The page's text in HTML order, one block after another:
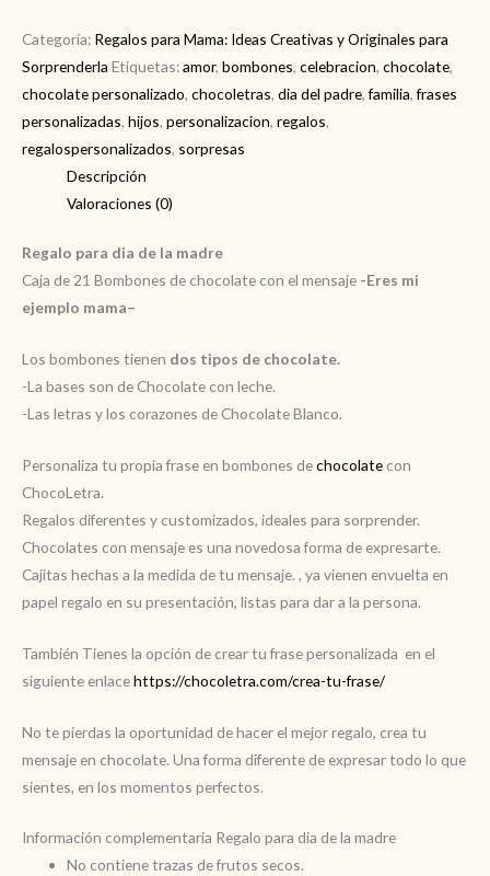
la
madre
cantidad
Categoría: Regalos para Mama: Ideas Creativas y Originales para
Sorprenderla Etiquetas:amor, bombones, celebracion, chocolate,
chocolate personalizado, chocoletras, dia del padre,familia,frases
personalizadas, hijos, personalizacion, regalos,
regalospersonalizados, sorpresas
Descripción
Valoraciones (0)
Regalo para dia de la madre
Caja de 21 Bombones de chocolate con el mensaje -Eres mi
ejemplo mama–
Los bombones tienen dos tipos de chocolate.
-La bases son de Chocolate con leche.
-Las letras y los corazones de Chocolate Blanco.
Personaliza tu propia frase en bombones dechocolate con
ChocoLetra.
Regalos diferentes y customizados, ideales para sorprender.
Chocolates con mensaje es una novedosa forma de expresarte.
Cajitas hechas a la medida de tu mensaje. , ya vienen envuelta en
papel regalo en su presentación, listas para dar a la persona.
También Tienes la opción de crear tu frase personalizada en el
siguiente enlacehttps://chocoletra.com/crea-tu-frase/
No te pierdas la oportunidad de hacer el mejor regalo, crea tu
mensaje en chocolate. Una forma diferente de expresar todo lo que
sientes, en los momentos perfectos.
Información complementaria Regalo para dia de la madre
No contiene trazas de frutos secos.